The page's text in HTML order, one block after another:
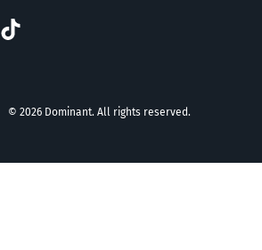
TikTok
© 2026 Dominant. All rights reserved.